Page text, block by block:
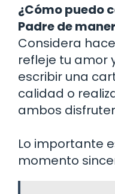
¿Cómo puedo
Padre de
Considera
refleje tu amor
escribir una
calidad o
ambos
Lo importante
momento